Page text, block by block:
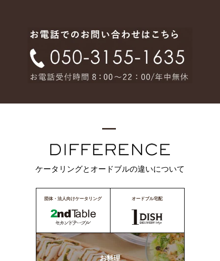
ケータリングとオードブルの違いについて
団体・法人向けケータリング オードブル宅配
お料理